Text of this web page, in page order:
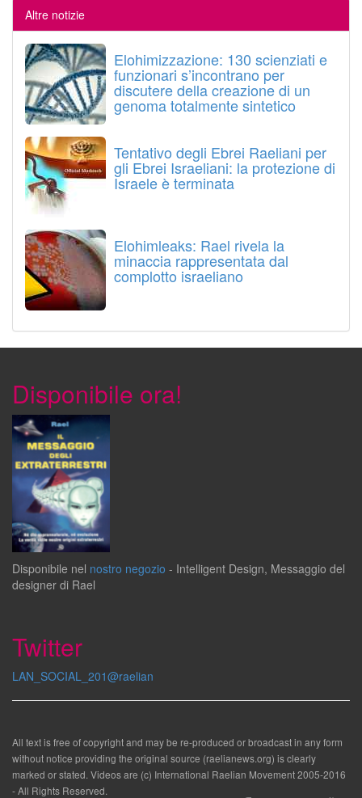
Altre notizie
Elohimizzazione: 130 scienziati e
funzionari s’incontrano per
discutere della creazione di un
genoma totalmente sintetico
Tentativo degli Ebrei Raeliani per
gli Ebrei Israeliani: la protezione di
Israele è terminata
Elohimleaks: Rael rivela la
minaccia rappresentata dal
complotto israeliano
Disponibile ora!
Disponibile nel nostro negozio - Intelligent Design, Messaggio del
designer di Rael
Twitter
LAN_SOCIAL_201@raelian
All text is free of copyright and may be re-produced or broadcast in any form
without notice providing the original source (raelianews.org) is clearly
marked or stated. Videos are (c) International Raelian Movement 2005-2016
- All Rights Reserved.